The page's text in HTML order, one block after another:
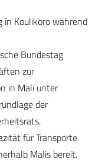
Koulikoro während
Bundestag
zur
in Mali unter
der
für Transporte
Malis bereit.